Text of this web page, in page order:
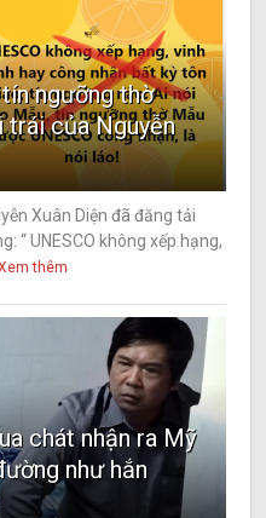
ngưỡng thờ
trái của Nguyễn
Xuân Diện đã đăng tải
“ UNESCO không xếp hạng,
thêm
chát nhận ra Mỹ
như hắn